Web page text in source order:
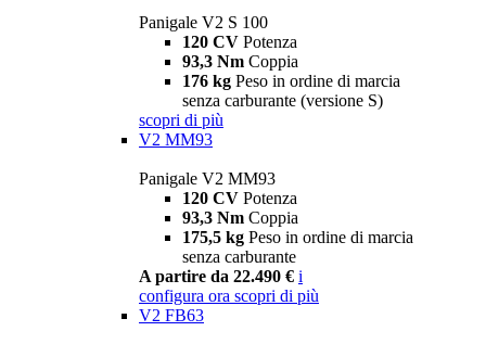
Panigale V2 S 100
120 CV Potenza
93,3 Nm Coppia
176 kg Peso in ordine di marcia
senza carburante (versione S)
scopri di più
V2 MM93
Panigale V2 MM93
120 CV Potenza
93,3 Nm Coppia
175,5 kg Peso in ordine di marcia
senza carburante
A partire da 22.490 € i
configura ora scopri di più
V2 FB63